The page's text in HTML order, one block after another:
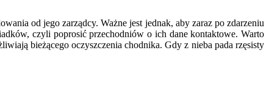
od jego zarządcy. Ważne jest jednak, aby zaraz po zdarzeniu
czyli poprosić przechodniów o ich dane kontaktowe. Warto
bieżącego oczyszczenia chodnika. Gdy z nieba pada rzęsisty